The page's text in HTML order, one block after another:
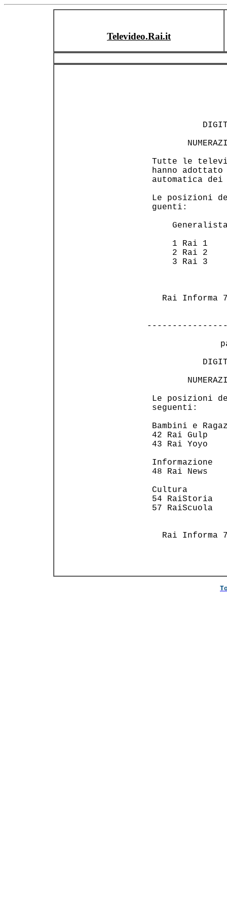
Televideo.Rai.it
Tutte le
hanno
automatica
Le posizioni
1 Rai
2 Rai
3 Rai 3
Rai Informa
Le posizioni
Bambini
42 Rai Gulp
43
48 Rai
Cultura
54
57
Rai Informa